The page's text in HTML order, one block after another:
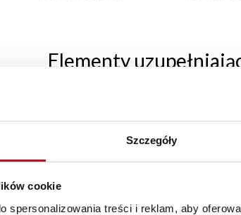
Szczegóły
cookie
spersonalizowania treści i reklam, aby
Elementy